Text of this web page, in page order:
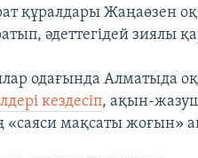
құралдары Жаңаөзен
әдеттегідей зиялы
одағында Алматыда
кездесіп, ақын-
«саяси мақсаты жоғын»